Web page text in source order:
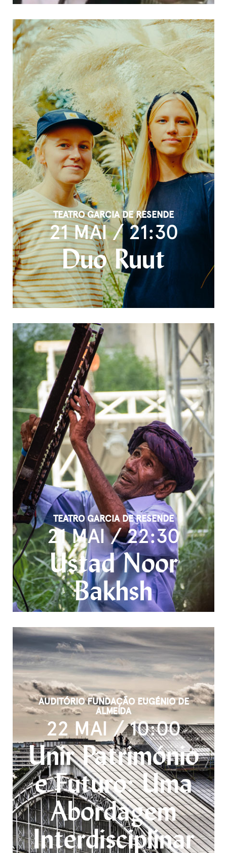
TEATRO GARCIA DE RESENDE
21 MAI / 21:30
Duo Ruut
TEATRO GARCIA DE RESENDE
21 MAI / 22:30
Ustad Noor
Bakhsh
AUDITÓRIO FUNDAÇÃO EUGÉNIO DE
ALMEIDA
22 MAI / 10:00
Unir Património
e Futuro: Uma
Abordagem
Interdisciplinar